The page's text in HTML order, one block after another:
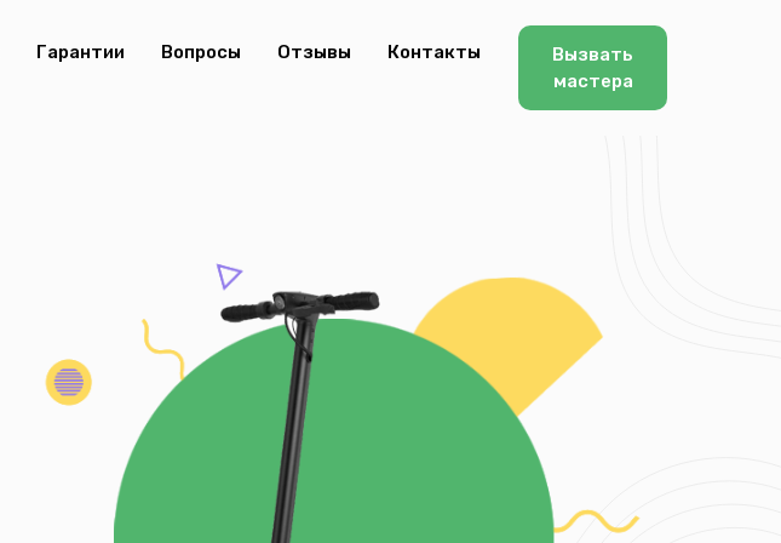
Гарантии Вопросы Отзывы Контакты
Вызвать
мастера